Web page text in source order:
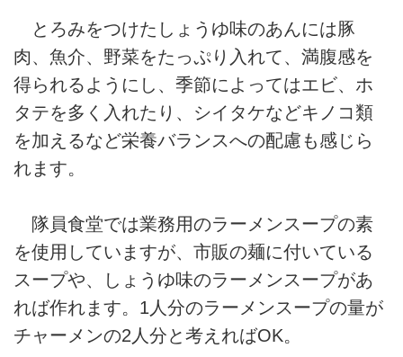
とろみをつけたしょうゆ味のあんには豚
肉、魚介、野菜をたっぷり入れて、満腹感を
得られるようにし、季節によってはエビ、ホ
タテを多く入れたり、シイタケなどキノコ類
を加えるなど栄養バランスへの配慮も感じら
れます。
隊員食堂では業務用のラーメンスープの素
を使用していますが、市販の麺に付いている
スープや、しょうゆ味のラーメンスープがあ
れば作れます。1人分のラーメンスープの量が
チャーメンの2人分と考えればOK。